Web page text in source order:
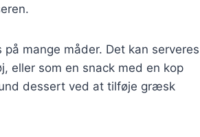
mange måder. Det kan serveres
eller som en snack med en kop
dessert ved at tilføje græsk